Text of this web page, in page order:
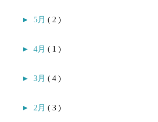
► 5月( 2 )
►4月( 1 )
►3月( 4 )
► 2月( 3 )